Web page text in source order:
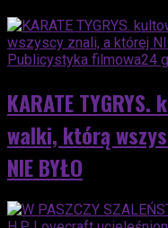
Publicystyka filmowa24
KARATE
walki, którą
NIE BYŁO